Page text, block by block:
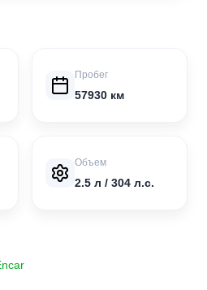
Пробег
57930 км
Объем
2.5 л / 304 л.с.